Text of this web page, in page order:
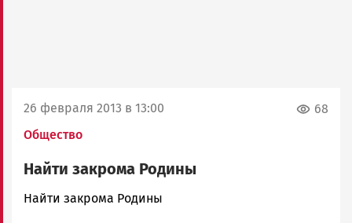
26 февраля 2013 в 13:00
Общество
68
Найти закрома Родины
admintimur
Найти закрома Родины